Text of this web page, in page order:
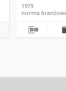
1979
norma